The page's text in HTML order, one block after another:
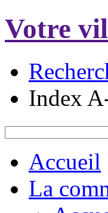
Votre
Index
Accueil
La